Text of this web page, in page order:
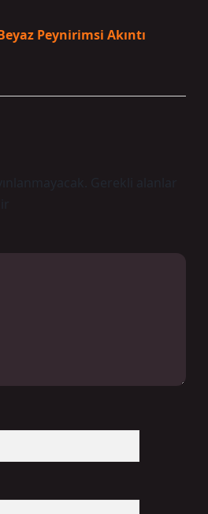
Peynirimsi Akıntı
Gerekli alanlar